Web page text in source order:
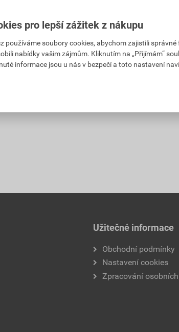
si rady? Kontaktujte naše Zákaznické
Užitečné informace
Obchodní podmínky
Nastavení cookies
Zpracování
pro lepší zážitek z nákupu
používáme soubory cookies, abychom zajistili
nabídky vašim zájmům. Kliknutím na „Přijímám“
informace jsou u nás v bezpečí a toto nastavení